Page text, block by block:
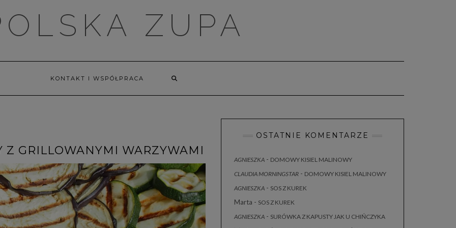
ZUPA
KONTAKT I WSPÓŁPRACA
Z GRILLOWANYMI WARZYWAMI
OSTATNIE KOMENTARZE
AGNIESZKA - DOMOWY KISIEL MALINOWY
CLAUDIA MORNINGSTAR - DOMOWY KISIEL MALINOWY
AGNIESZKA - SOS Z KUREK
Marta - SOS Z KUREK
AGNIESZKA - SURÓWKA Z KAPUSTY JAK U CHIŃCZYKA